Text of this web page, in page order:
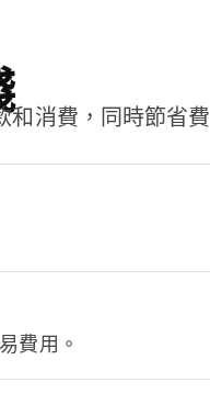
和消費，同時節省費
費用。